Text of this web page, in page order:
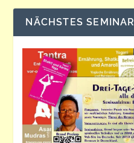
NÄCHSTES SEMINAR